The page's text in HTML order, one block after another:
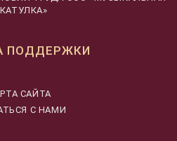
ПОДДЕРЖКИ
САЙТА
С НАМИ